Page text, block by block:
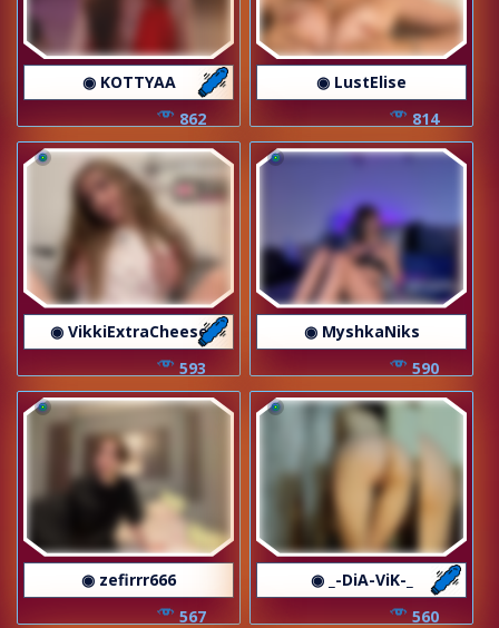
◉ KOTTYAA
862
◉ LustElise
814
◉ VikkiExtraCheese
593
◉ MyshkaNiks
590
◉ zefirrr666
567
◉ _-DiA-ViK-_
560